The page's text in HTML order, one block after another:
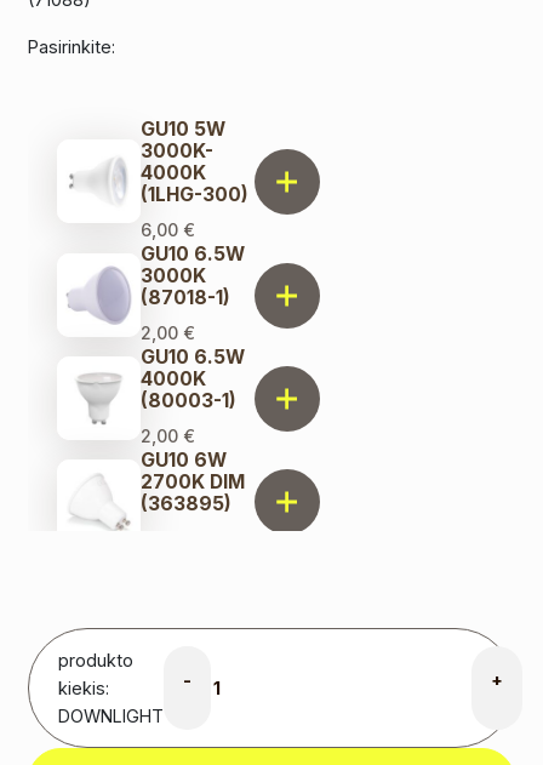
Pasirinkite:
GU10 5W
3000K-
4000K
(1LHG-300)
6,00 €
GU10 6.5W
3000K
(87018-1)
2,00 €
GU10 6.5W
4000K
(80003-1)
2,00 €
GU10 6W
2700K DIM
(363895)
price was:
8,00 €.
price is:
produkto
kiekis:
DOWNLIGHT
- +